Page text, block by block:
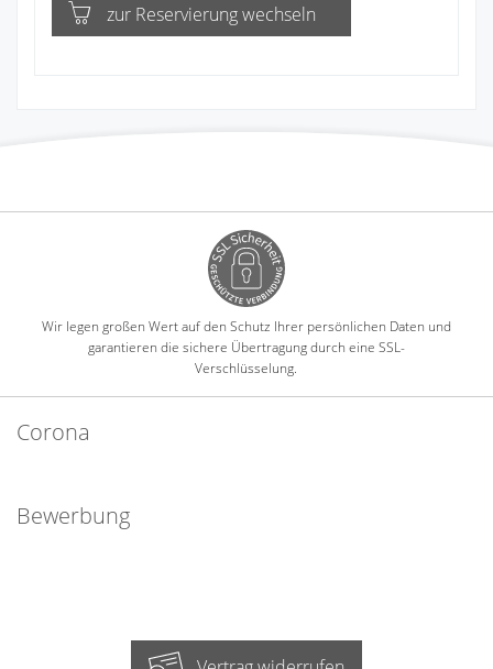
zur Reservierung wechseln
Wir legen großen Wert auf den Schutz Ihrer persönlichen Daten und
garantieren die sichere Übertragung durch eine SSL-
Verschlüsselung.
Corona
Bewerbung